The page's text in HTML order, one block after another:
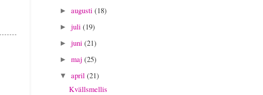
► augusti (18)
► juli (19)
► juni (21)
► maj (25)
▼ april (21)
Kvällsmellis